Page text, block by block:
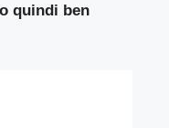
quindi ben